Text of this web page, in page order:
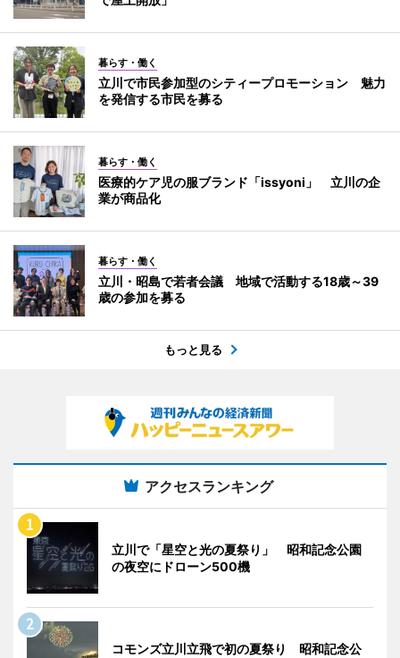
暮らす・働く
立川で市民参加型のシティープロモーション 魅力
を発信する市民を募る
暮らす・働く
医療的ケア児の服ブランド「issyoni」 立川の企
業が商品化
暮らす・働く
立川・昭島で若者会議 地域で活動する18歳～39
歳の参加を募る
もっと見る
アクセスランキング
立川で「星空と光の夏祭り」 昭和記念公園
の夜空にドローン500機
コモンズ立川立飛で初の夏祭り 昭和記念公